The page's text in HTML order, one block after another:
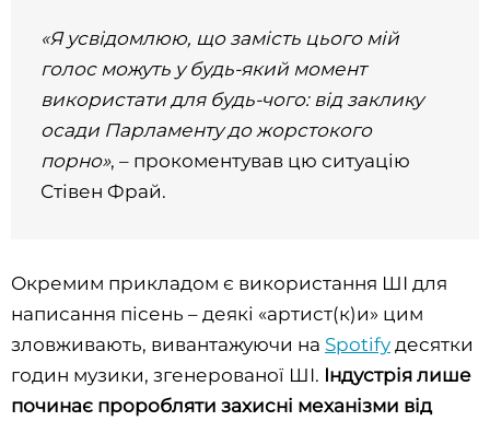
«Я усвідомлюю, що замість цього мій
голос можуть у будь-який момент
використати для будь-чого: від заклику
осади Парламенту до жорстокого
порно», – прокоментував цю ситуацію
Стівен Фрай.
Окремим прикладом є використання ШІ для
написання пісень – деякі «артист(к)и» цим
зловживають, вивантажуючи на Spotify десятки
годин музики, згенерованої ШІ. Індустрія лише
починає проробляти захисні механізми від